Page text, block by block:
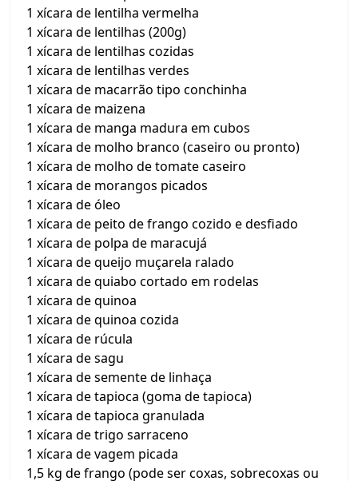
1 xícara de lentilha vermelha
1 xícara de lentilhas (200g)
1 xícara de lentilhas cozidas
1 xícara de lentilhas verdes
1 xícara de macarrão tipo conchinha
1 xícara de maizena
1 xícara de manga madura em cubos
1 xícara de molho branco (caseiro ou pronto)
1 xícara de molho de tomate caseiro
1 xícara de morangos picados
1 xícara de óleo
1 xícara de peito de frango cozido e desfiado
1 xícara de polpa de maracujá
1 xícara de queijo muçarela ralado
1 xícara de quiabo cortado em rodelas
1 xícara de quinoa
1 xícara de quinoa cozida
1 xícara de rúcula
1 xícara de sagu
1 xícara de semente de linhaça
1 xícara de tapioca (goma de tapioca)
1 xícara de tapioca granulada
1 xícara de trigo sarraceno
1 xícara de vagem picada
1,5 kg de frango (pode ser coxas, sobrecoxas ou